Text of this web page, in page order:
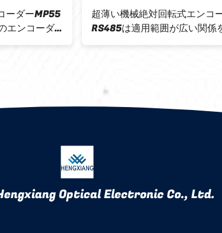
ーダーMP55
エンコーダ
させる
超薄い機械絶対回転式エンコ
RS485は適用範囲が広い関係
ンターフェイスさせる
Optical Electronic Co., Ltd.